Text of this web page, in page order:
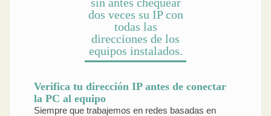
sin antes chequear
dos veces su IP con
todas las
direcciones de los
equipos instalados.
Verifica tu dirección IP antes de conectar
la PC al equipo
Siempre que trabajemos en redes basadas en